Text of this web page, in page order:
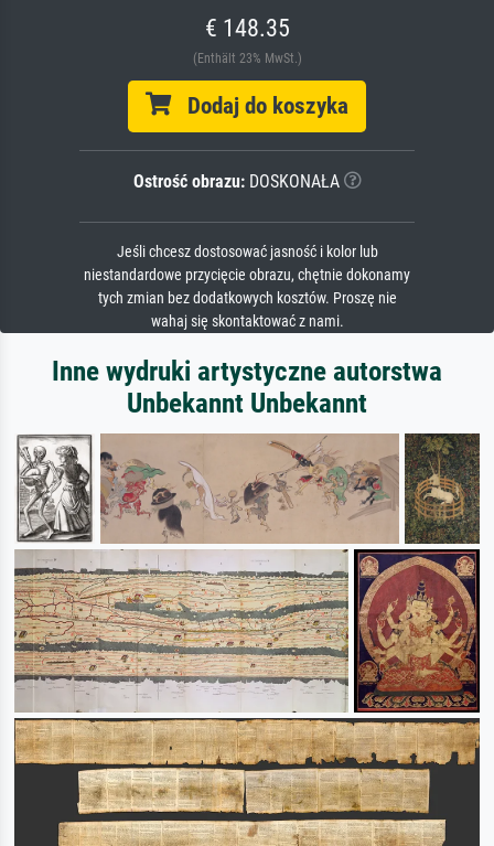
€ 148.35
(Enthält 23% MwSt.)
Dodaj do koszyka
Ostrość obrazu:DOSKONAŁA
Jeśli chcesz dostosować jasność i kolor lub
niestandardowe przycięcie obrazu, chętnie dokonamy
tych zmian bez dodatkowych kosztów. Proszę nie
wahaj się skontaktować z nami.
Inne wydruki artystyczne autorstwa
Unbekannt Unbekannt